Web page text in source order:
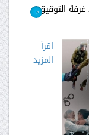
غرفة التوقيق>
اقرأ
المزيد